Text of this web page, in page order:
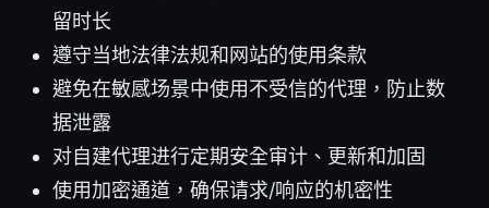
留时长
遵守当地法律法规和网站的使用条款
避免在敏感场景中使用不受信的代理，防止数
据泄露
对自建代理进行定期安全审计、更新和加固
使用加密通道，确保请求/响应的机密性